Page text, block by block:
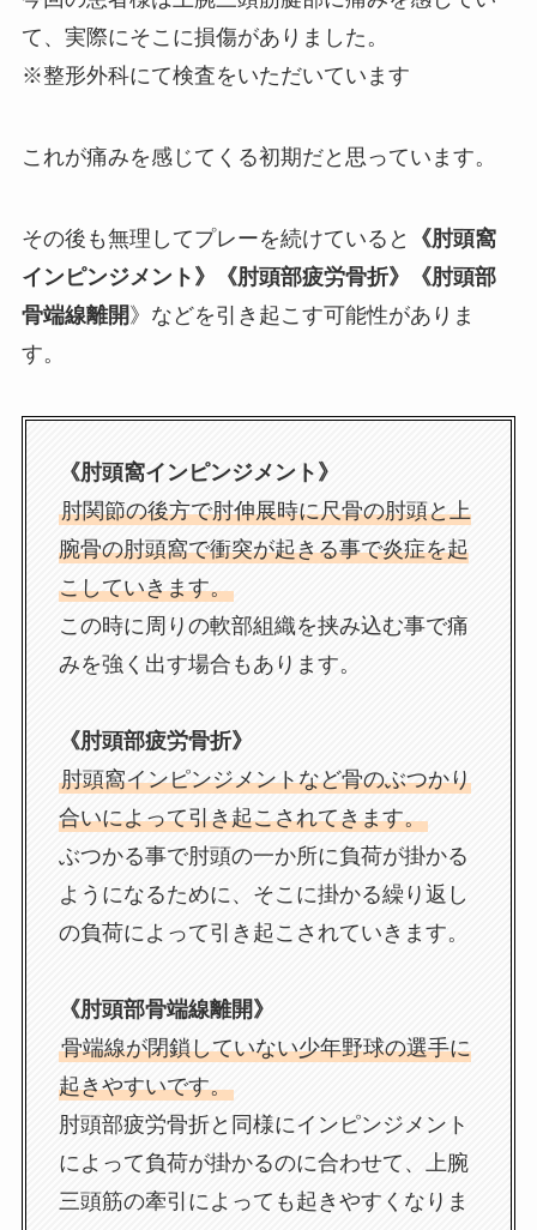
て、実際にそこに損傷がありました。
※整形外科にて検査をいただいています
これが痛みを感じてくる初期だと思っています。
その後も無理してプレーを続けていると
《肘頭窩
インピンジメント》《肘頭部疲労骨折》《肘頭部
骨端線離開》などを引き起こす可能性がありま
す。
《肘頭窩インピンジメント》
肘関節の後方で肘伸展時に尺骨の肘頭と上
腕骨の肘頭窩で衝突が起きる事で炎症を起
こしていきます。
この時に周りの軟部組織を挟み込む事で痛
みを強く出す場合もあります。
《肘頭部疲労骨折》
肘頭窩インピンジメントなど骨のぶつかり
合いによって引き起こされてきます。
ぶつかる事で肘頭の一か所に負荷が掛かる
ようになるために、そこに掛かる繰り返し
の負荷によって引き起こされていきます。
《肘頭部骨端線離開》
骨端線が閉鎖していない少年野球の選手に
起きやすいです。
肘頭部疲労骨折と同様にインピンジメント
によって負荷が掛かるのに合わせて、上腕
三頭筋の牽引によっても起きやすくなりま